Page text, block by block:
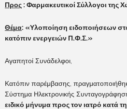
Προς : Φαρμακευτικοί Σύλλογοι της
Θέμα: «Υλοποίηση ειδοποιήσεων
κατόπιν ενεργειών Π.Φ.Σ.»
Αγαπητοί Συνάδελφοι,
Κατόπιν παρέμβασης,
Σύστημα Ηλεκτρονικής
ειδικό μήνυμα προς τον ιατρό κατά